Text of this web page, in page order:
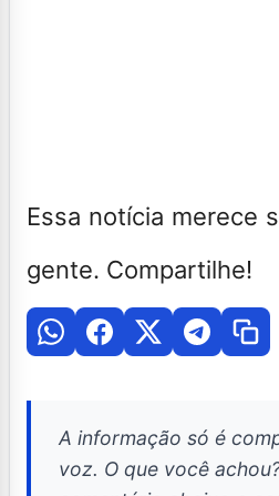
Essa notícia merece
gente. Compartilhe!
A informação só é
voz. O que você